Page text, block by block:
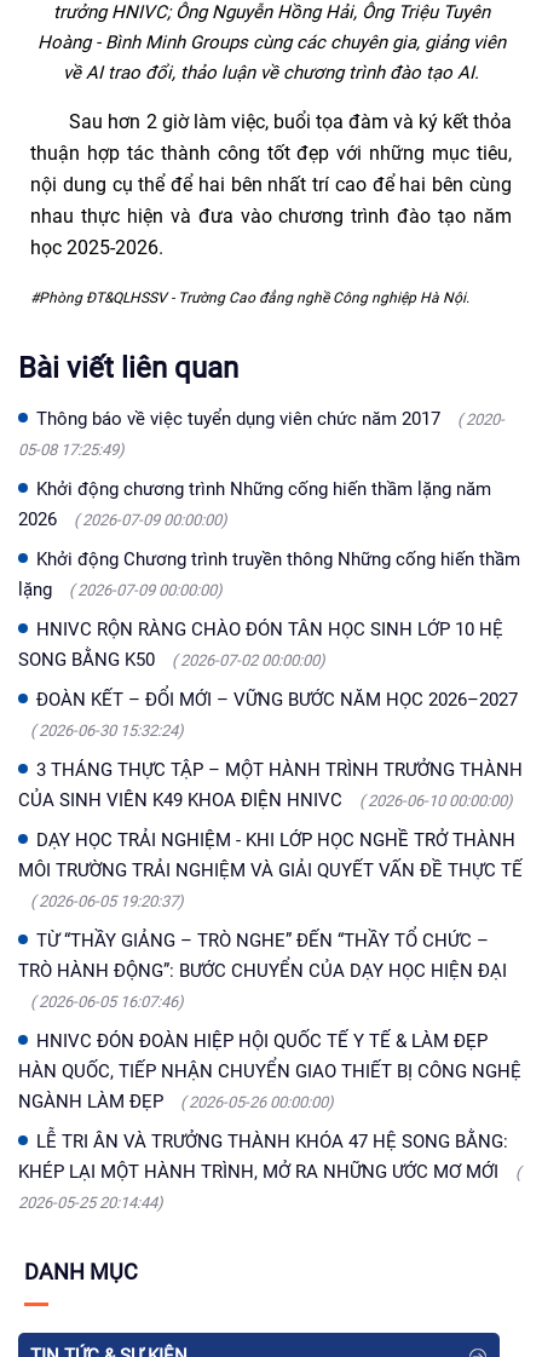
trưởng HNIVC; Ông Nguyễn Hồng Hải, Ông Triệu Tuyên
Hoàng - Bình Minh Groups cùng các chuyên gia, giảng viên
về AI trao đổi, thảo luận về chương trình đào tạo AI.
Sau hơn 2 giờ làm việc, buổi tọa đàm và ký kết thỏa
thuận hợp tác thành công tốt đẹp với những mục tiêu,
nội dung cụ thể để hai bên nhất trí cao để hai bên cùng
nhau thực hiện và đưa vào chương trình đào tạo năm
học 2025-2026.
#Phòng ĐT&QLHSSV - Trường Cao đẳng nghề Công nghiệp Hà Nội.
Bài viết liên quan
Thông báo về việc tuyển dụng viên chức năm 2017
( 2020-
05-08 17:25:49)
Khởi động chương trình Những cống hiến thầm lặng năm
2026
( 2026-07-09 00:00:00)
Khởi động Chương trình truyền thông Những cống hiến thầm
lặng
( 2026-07-09 00:00:00)
HNIVC RỘN RÀNG CHÀO ĐÓN TÂN HỌC SINH LỚP 10 HỆ
SONG BẰNG K50
( 2026-07-02 00:00:00)
ĐOÀN KẾT – ĐỔI MỚI – VỮNG BƯỚC NĂM HỌC 2026–2027
( 2026-06-30 15:32:24)
3 THÁNG THỰC TẬP – MỘT HÀNH TRÌNH TRƯỞNG THÀNH
CỦA SINH VIÊN K49 KHOA ĐIỆN HNIVC
( 2026-06-10 00:00:00)
DẠY HỌC TRẢI NGHIỆM - KHI LỚP HỌC NGHỀ TRỞ THÀNH
MÔI TRƯỜNG TRẢI NGHIỆM VÀ GIẢI QUYẾT VẤN ĐỀ THỰC TẾ
( 2026-06-05 19:20:37)
TỪ “THẦY GIẢNG – TRÒ NGHE” ĐẾN “THẦY TỔ CHỨC –
TRÒ HÀNH ĐỘNG”: BƯỚC CHUYỂN CỦA DẠY HỌC HIỆN ĐẠI
( 2026-06-05 16:07:46)
HNIVC ĐÓN ĐOÀN HIỆP HỘI QUỐC TẾ Y TẾ & LÀM ĐẸP
HÀN QUỐC, TIẾP NHẬN CHUYỂN GIAO THIẾT BỊ CÔNG NGHỆ
NGÀNH LÀM ĐẸP
( 2026-05-26 00:00:00)
LỄ TRI ÂN VÀ TRƯỞNG THÀNH KHÓA 47 HỆ SONG BẰNG:
KHÉP LẠI MỘT HÀNH TRÌNH, MỞ RA NHỮNG ƯỚC MƠ MỚI
(
2026-05-25 20:14:44)
DANH MỤC